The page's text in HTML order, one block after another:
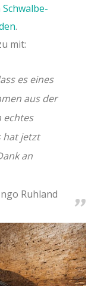
.
mit:
es eines
aus der
echtes
hat jetzt
an
Ruhland